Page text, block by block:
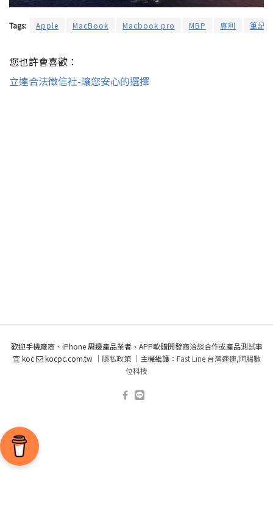
Tags: Apple MacBook Macbook pro MBP 專利 筆記
您也許會喜歡：
立達合法徵信社-讓您安心的選擇
歡迎手機廠商、iPhone 周邊產品業者、APP軟體開發商洽談合作或產品測試事
宜 koc
kocpc.com.tw ｜ 隱私政策｜主機維護： Fast Line 台灣速連,阿腸數
位科技